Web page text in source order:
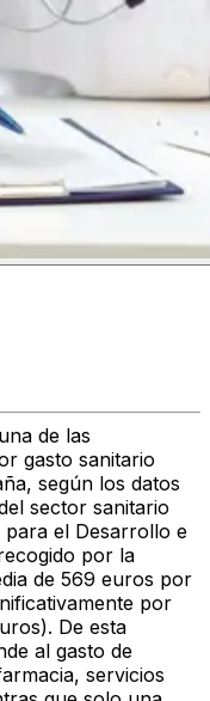
de las
r gasto sanitario
según los datos
sector sanitario
el Desarrollo e
por la
de 569 euros por
por
De esta
al gasto de
servicios